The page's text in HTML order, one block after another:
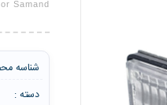
Samand
شناسه
دسته :